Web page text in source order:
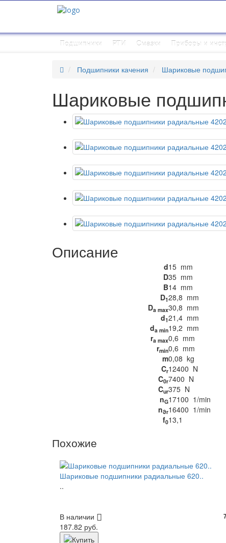
Подшипники РТИ Смазки Приборы и
Подшипники качения Шариковые
Шариковые
Описание
d15 mm
D35 mm
B14 mm
D128,8 mm
Da max30,8 mm
d121,4 mm
da min19,2 mm
ra max0,6 mm
rmin0,6 mm
m0,08 kg
Cr12400 N
C0r7400 N
Cur375 N
nG17100 1/min
nϑr16400 1/min
f013,1
Похожие
Шариковые подшипники радиальные 620..
..
В наличии
187.82 руб.